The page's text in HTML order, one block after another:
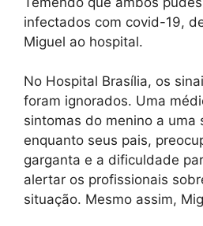
infectados com covid-19,
Miguel ao hospital.
No Hospital Brasília, os
foram ignorados. Uma
sintomas do menino a uma
enquanto seus pais,
garganta e a dificuldade
alertar os profissionais
situação. Mesmo assim,